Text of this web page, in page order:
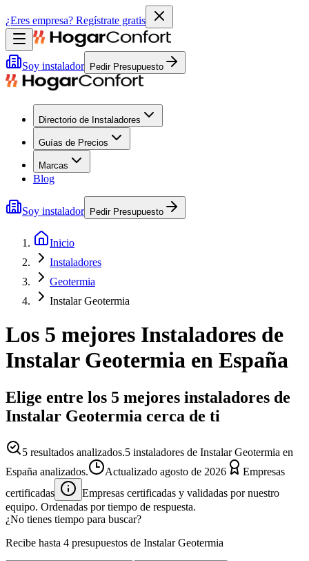
¿Eres empresa? Regístrate gratis
Soy instalador Pedir Presupuesto
Directorio de Instaladores
Guías de Precios
Marcas
Blog
Soy instalador Pedir Presupuesto
Inicio
Instaladores
Geotermia
Instalar Geotermia
Los 5 mejores Instaladores de
Instalar Geotermia en España
Elige entre los 5 mejores instaladores de
Instalar Geotermia cerca de ti
5 resultados analizados.5 instaladores de Instalar Geotermia en
España analizados.
Actualizado agosto de 2026
Empresas
certificadas
Empresas certificadas y validadas por nuestro
equipo. Ordenadas por tiempo de respuesta.
¿No tienes tiempo para buscar?
Recibe hasta 4 presupuestos de Instalar Geotermia